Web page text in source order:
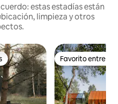
estas estadías están
limpieza y otros
Favorito entre
Favorito entre